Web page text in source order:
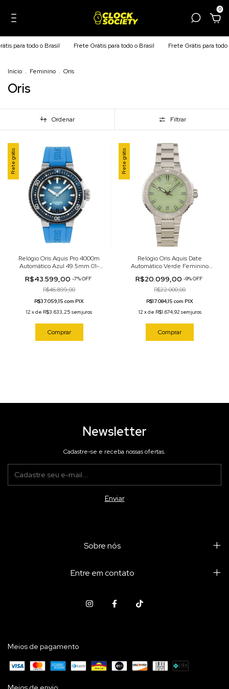
0
para todo o Brasil Frete Grátis para todo o Brasil Frete Grátis para todo
Início . Feminino . Oris
Oris
Ordenar Filtrar
Frete grátis
Relógio Oris Aquis Pro 4000m
Automático Azul 49.5mm 01-
R$43.599,00 -7%OFF
R$46.899,00
R$37.059,15 com PIX
12 xde R$3.633,25 sem juros
Comprar
Frete grátis
Relógio Oris Aquis Date
Automático Verde Feminino
8-18-05P
R$20.099,00 -9%OFF
R$22.000,00
R$17.084,15 com PIX
12 xde R$1.674,92 sem juros
Comprar
Newsletter
Cadastre-se e receba nossas ofertas.
Sobre nós
Entre em contato
Meios de pagamento